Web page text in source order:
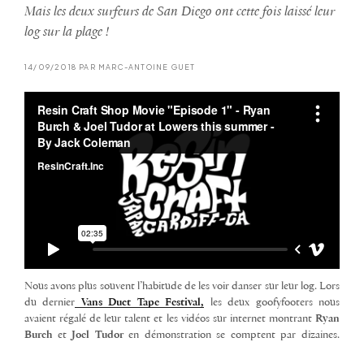
Mais les deux surfeurs de San Diego ont cette fois laissé leur
log sur la plage !
14/09/2018 PAR MARC-ANTOINE GUET
Nous avons plus souvent l’habitude de les voir danser sur leur log. Lors
du dernier Vans Duct Tape Festival, les deux goofyfooters nous
avaient régalé de leur talent et les vidéos sur internet montrant Ryan
Burch et Joel Tudoren démonstration se comptent par dizaines.